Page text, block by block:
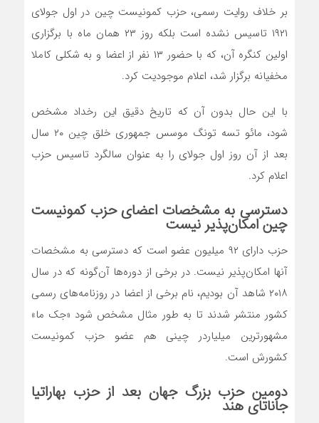
بر خلاف روایت رسمی، حزب کمونیست چین در اول جولای
۱۹۲۱ تاسیس نشده است بلکه روز ۲۳ همان ماه با برگزاری
اولین کنگره آن، که با حضور ۱۳ نفر از اعضا و به شکلی کاملا
مخفیانه برگزار شد، اعلام موجودیت کرد.
با این حال بدون آن که تاریخ دقیق این رخداد مشخص
شود، مائو تسه‌ تونگ موسس جمهوری خلق چین ۲۰ سال
بعد از آن روز اول جولای را به عنوان سالگرد تاسیس حزب
اعلام کرد.
دسترسی به مشخصات اعضای حزب کمونیست
چین امکان‌پذیر نیست
حزب دارای ۹۲ میلیون عضو است که دسترسی به مشخصات
آنها امکان‌پذیر نیست. در برخی از دوره‌ها آن‌گونه که در سال
۲۰۱۸ شاهد آن بودیم، نام برخی از اعضا در روزنامه‌های رسمی
کشور منتشر شدند تا به طور مثال مشخص شود «جک ما»
مشهورترین میلیاردر چینی هم عضو حزب کمونیست
کشورش است.
دومین حزب بزرگ جهان بعد از حزب بهاراتیا
جاناتای هند